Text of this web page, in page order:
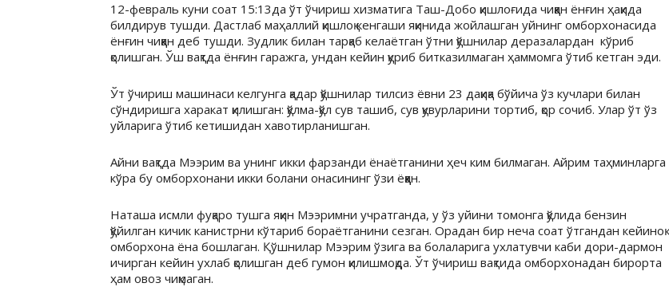
12-февраль куни соат 15:13да ўт ўчириш хизматига Таш-Добо қишлоғида чиққан ёнғин ҳақида
билдирув тушди. Дастлаб маҳаллий қишлоқ кенгаши яқинида жойлашган уйнинг омборхонасида
ёнғин чиққан деб тушди. Зудлик билан тарқаб келаётган ўтни қўшнилар деразалардан кўриб
қолишган. Ўш вақтда ёнғин гаражга, ундан кейин қуриб битказилмаган ҳаммомга ўтиб кетган эди.
Ўт ўчириш машинаси келгунга қадар қўшнилар тилсиз ёвни 23 дақиқа бўйича ўз кучлари билан
сўндиришга харакат қилишган: қўлма-қўл сув ташиб, сув қувурларини тортиб, қор сочиб. Улар ўт ўз
уйларига ўтиб кетишидан хавотирланишган.
Айни вақтда Мээрим ва унинг икки фарзанди ёнаётганини ҳеч ким билмаган. Айрим таҳминларга
кўра бу омборхонани икки болани онасининг ўзи ёқққан.
Наташа исмли фуқаро тушга яқин Мээримни учратганда, у ўз уйини томонга қўлида бензин
қўйилган кичик канистрни кўтариб бораётганини сезган. Орадан бир неча соат ўтгандан кейиноқ
омборхона ёна бошлаган. Қўшнилар Мээрим ўзига ва болаларига ухлатувчи каби дори-дармон
ичирган кейин ухлаб қолишган деб гумон қилишмоқда. Ўт ўчириш вақтида омборхонадан бирорта
ҳам овоз чиқмаган.